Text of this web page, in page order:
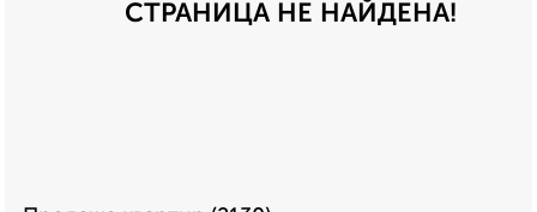
СТРАНИЦА НЕ НАЙДЕНА!